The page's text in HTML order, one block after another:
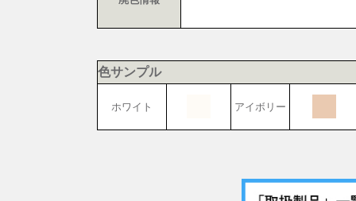
色サンプル
ホワイト アイボリー